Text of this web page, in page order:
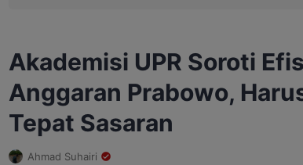
Akademisi UPR Soroti
Anggaran Prabowo,
Tepat Sasaran
Ahmad Suhairi